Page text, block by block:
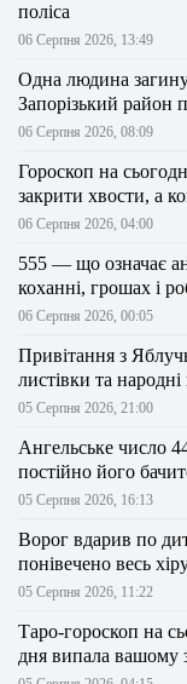
поліса
06 Серпня 2026, 13:49
Одна людина
Запорізький район
06 Серпня 2026, 08:09
Гороскоп на
закрити хвости, а
06 Серпня 2026, 04:00
555 — що означає
коханні, грошах і
06 Серпня 2026, 00:05
Привітання з
листівки та
05 Серпня 2026, 21:00
Ангельське число
постійно його
05 Серпня 2026, 16:13
Ворог вдарив по
понівечено весь
05 Серпня 2026, 11:22
Таро-гороскоп на
дня випала вашому